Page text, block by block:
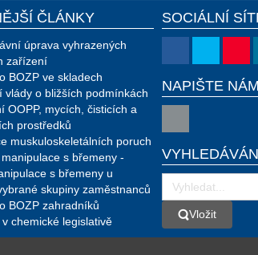
ČLÁNKY
úprava vyhrazených
zařízení
BOZP ve skladech
vlády o bližších podmínkách
OOPP, mycích, čisticích a
prostředků
muskuloskeletálních poruch
s břemeny -
s břemeny u
skupiny zaměstnanců
BOZP zahradníků
v chemické legislativě
SOCIÁLNÍ
NAPIŠTE NÁM
VložitVložit